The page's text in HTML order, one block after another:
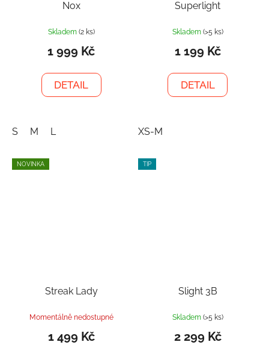
Nox
Skladem (2 ks)
1 999 Kč
DETAIL
S M L
Superlight
Skladem (>5 ks)
1 199 Kč
DETAIL
XS-M
NOVINKA
Streak Lady
Momentálně nedostupné
1 499 Kč
TIP
Slight 3B
Skladem (>5 ks)
2 299 Kč